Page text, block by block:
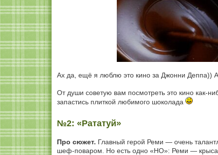
Ах да, ещё я люблю это кино за Джонни Деппа))
От души советую вам посмотреть это кино как-
запастись плиткой любимого шоколада
№2: «Рататуй»
Про сюжет. Главный герой Реми — очень
шеф-поваром. Но есть одно «НО»: Реми — крыса,